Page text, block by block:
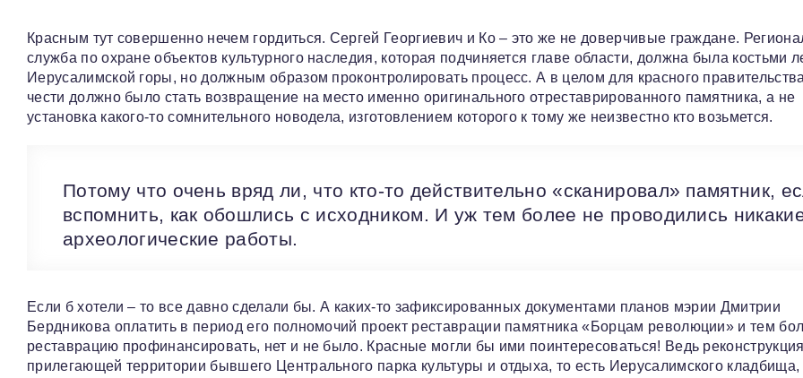
Красным тут совершенно нечем гордиться. Сергей Георгиевич и Ко – это же не доверчивые граждане.
служба по охране объектов культурного наследия, которая подчиняется главе области, должна была костьми
Иерусалимской горы, но должным образом проконтролировать процесс. А в целом для красного
чести должно было стать возвращение на место именно оригинального отреставрированного памятника, а не
установка какого-то сомнительного новодела, изготовлением которого к тому же неизвестно кто возьмется.
Потому что очень вряд ли, что кто-то действительно «сканировал» памятник,
вспомнить, как обошлись с исходником. И уж тем более не проводились
археологические работы.
Если б хотели – то все давно сделали бы. А каких-то зафиксированных документами планов мэрии Дмитрии
Бердникова оплатить в период его полномочий проект реставрации памятника «Борцам революции» и тем
реставрацию профинансировать, нет и не было. Красные могли бы ими поинтересоваться! Ведь
прилегающей территории бывшего Центрального парка культуры и отдыха, то есть Иерусалимского